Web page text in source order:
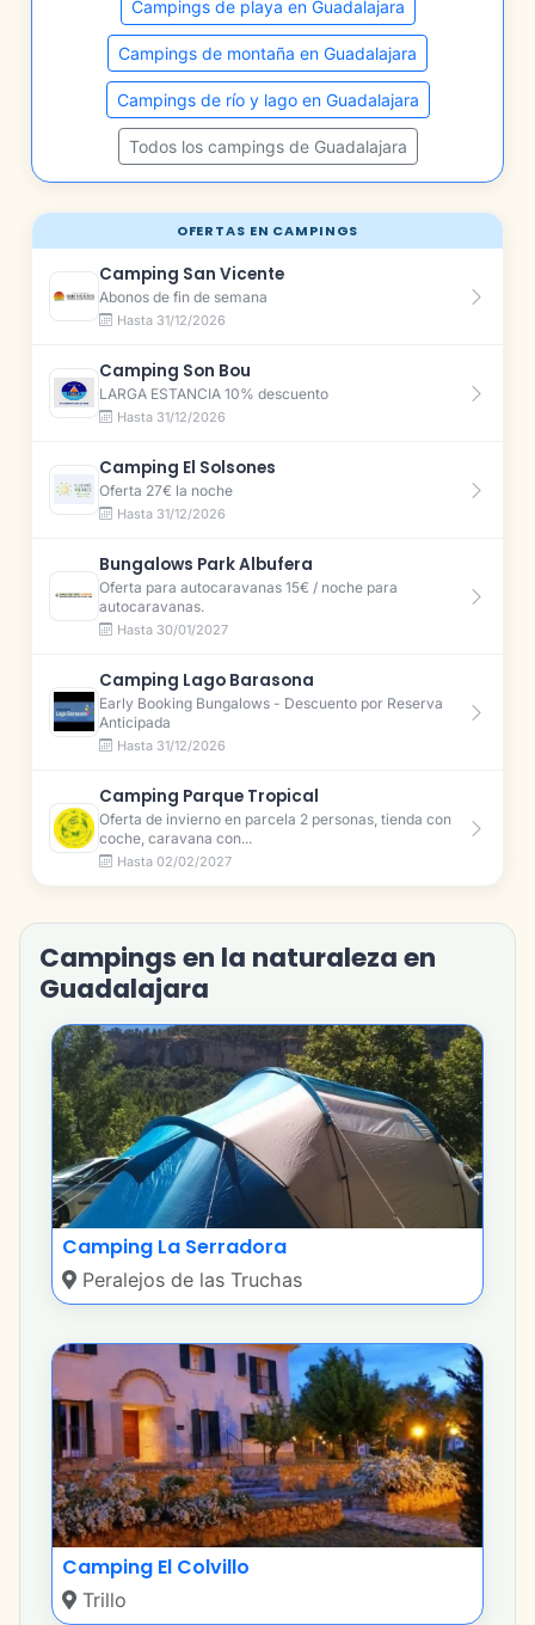
OFERTAS EN CAMPINGS
Camping San Vicente
Abonos de fin de semana
Hasta 31/12/2026
Camping Son Bou
LARGA ESTANCIA 10% descuento
Hasta 31/12/2026
Camping El Solsones
Oferta 27€ la noche
Hasta 31/12/2026
Bungalows Park Albufera
Oferta para autocaravanas 15€ / noche para
autocaravanas.
Hasta 30/01/2027
Camping Lago Barasona
Early Booking Bungalows - Descuento por Reserva
Anticipada
Hasta 31/12/2026
Camping Parque Tropical
Oferta de invierno en parcela 2 personas, tienda con
coche, caravana con...
Hasta 02/02/2027
Campings de playa en Guadalajara
Campings de montaña en Guadalajara
Campings de río y lago en Guadalajara
Todos los campings de Guadalajara
Campings en la naturaleza en
Guadalajara
Camping La Serradora
Peralejos de las Truchas
Camping El Colvillo
Trillo